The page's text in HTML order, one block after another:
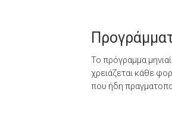
Το πρόγραμμα
χρειάζεται κάθε
που ήδη